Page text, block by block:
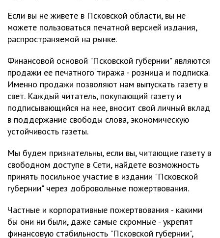
Если вы не живете в Псковской области, вы не
можете пользоваться печатной версией издания,
распространяемой на рынке.
Финансовой основой "Псковской губернии" являются
продажи ее печатного тиража - розница и подписка.
Именно продажи позволяют нам выпускать газету в
свет. Каждый читатель, покупающий газету и
подписывающийся на нее, вносит свой личный вклад
в поддержание свободы слова, экономическую
устойчивость газеты.
Мы будем признательны, если вы, читающие газету в
свободном доступе в Сети, найдете возможность
принять посильное участие в издании "Псковской
губернии" через добровольные пожертвования.
Частные и корпоративные пожертвования - какими
бы они ни были, даже самые скромные - укрепят
финансовую стабильность "Псковской губернии",